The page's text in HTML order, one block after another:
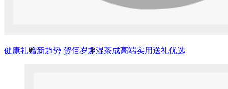
健康礼赠新趋势 贺佰岁趣湿茶成高端实用送礼优选